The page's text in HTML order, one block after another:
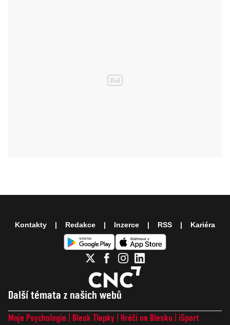
Další témata z našich webů
Moje Psychologie Blesk Tlapky Hráči na Blesku
iSport
Kontakty Redakce Inzerce RSS Kariéra